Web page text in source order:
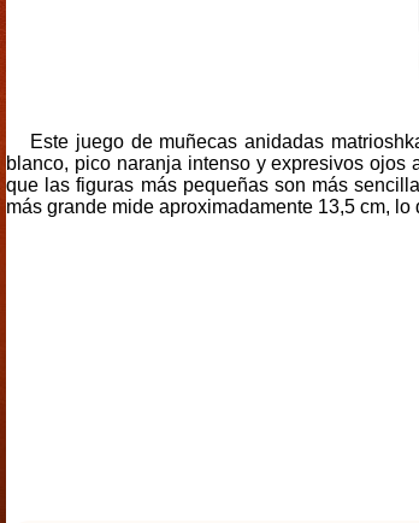
Este juego de muñecas anidadas
blanco, pico naranja intenso y expresivos
que las figuras más pequeñas son más
más grande mide aproximadamente 13,5 cm,